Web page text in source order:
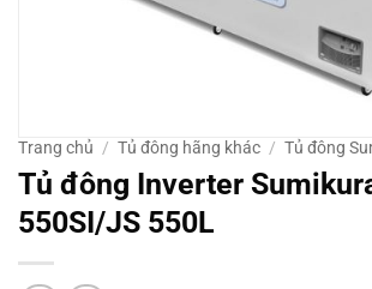
Trang chủ / Tủ đông hãng khác / Tủ đông
Tủ đông Inverter
550SI/JS 550L